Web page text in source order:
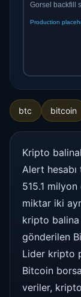
btc bitcoin
Kripto
Alert
515.1
miktar iki
kripto balina
gönderilen
Lider kripto
Bitcoin
veriler,